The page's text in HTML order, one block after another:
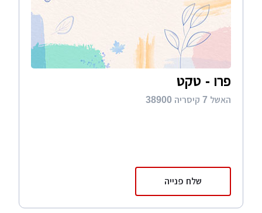
פרו - טקט
האשל 7 קיסריה 38900
שלח פנייה